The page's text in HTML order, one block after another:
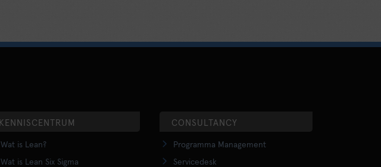
KENNISCENTRUM
Wat is Lean?
Wat is Lean Six Sigma
CONSULTANCY
Programma Management
Servicedesk